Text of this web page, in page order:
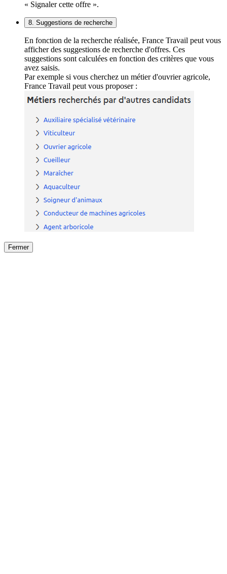
« Signaler cette offre ».
8. Suggestions de recherche
En fonction de la recherche réalisée, France Travail peut vous
afficher des suggestions de recherche d'offres. Ces
suggestions sont calculées en fonction des critères que vous
avez saisis.
Par exemple si vous cherchez un métier d'ouvrier agricole,
France Travail peut vous proposer :
Fermer